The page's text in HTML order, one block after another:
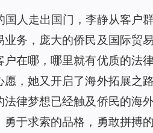
国人走出国门，李静从客户
务，庞大的侨民及国际贸
在哪，哪里就有优质的法
愿，她又开启了海外拓展之
律梦想已经触及侨民的海
于求索的品格，勇敢拼搏